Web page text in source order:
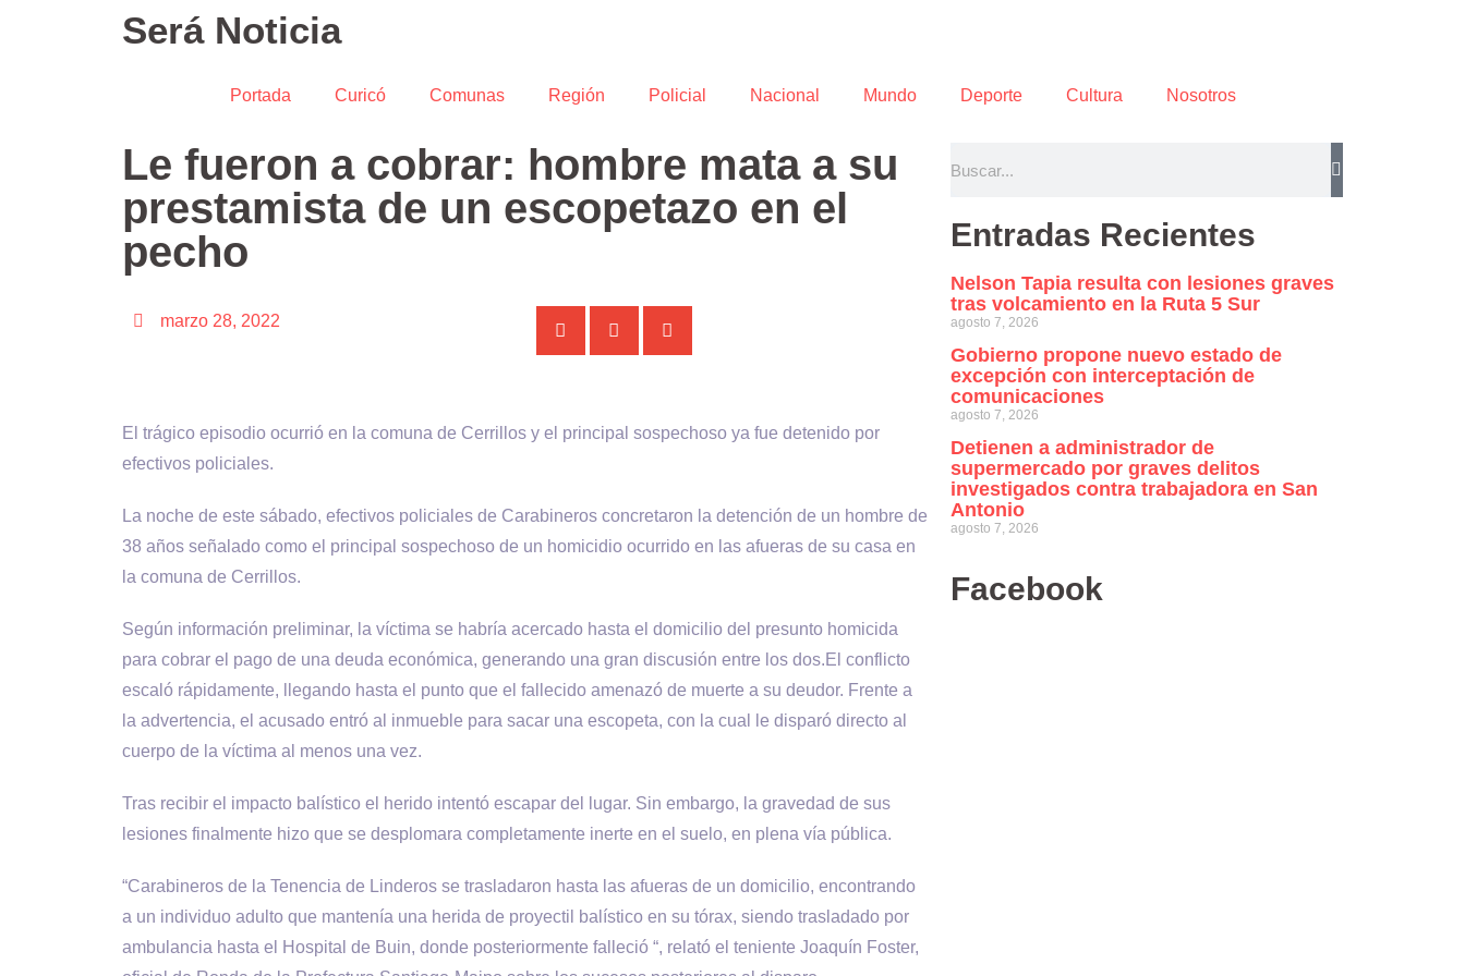
Será Noticia
Portada Curicó Comunas Región Policial Nacional Mundo Deporte Cultura Nosotros
Le fueron a cobrar: hombre mata a su
prestamista de un escopetazo en el
pecho
marzo 28, 2022
El trágico episodio ocurrió en la comuna de Cerrillos y el principal sospechoso ya fue detenido por
efectivos policiales.
La noche de este sábado, efectivos policiales de Carabineros concretaron la detención de un hombre de
38 años señalado como el principal sospechoso de un homicidio ocurrido en las afueras de su casa en
la comuna de Cerrillos.
Según información preliminar, la víctima se habría acercado hasta el domicilio del presunto homicida
para cobrar el pago de una deuda económica, generando una gran discusión entre los dos.El conflicto
escaló rápidamente, llegando hasta el punto que el fallecido amenazó de muerte a su deudor. Frente a
la advertencia, el acusado entró al inmueble para sacar una escopeta, con la cual le disparó directo al
cuerpo de la víctima al menos una vez.
Tras recibir el impacto balístico el herido intentó escapar del lugar. Sin embargo, la gravedad de sus
lesiones finalmente hizo que se desplomara completamente inerte en el suelo, en plena vía pública.
“Carabineros de la Tenencia de Linderos se trasladaron hasta las afueras de un domicilio, encontrando
a un individuo adulto que mantenía una herida de proyectil balístico en su tórax, siendo trasladado por
ambulancia hasta el Hospital de Buin, donde posteriormente falleció “, relató el teniente Joaquín Foster,
Entradas Recientes
Nelson Tapia resulta con lesiones graves
tras volcamiento en la Ruta 5 Sur
agosto 7, 2026
Gobierno propone nuevo estado de
excepción con interceptación de
comunicaciones
agosto 7, 2026
Detienen a administrador de
supermercado por graves delitos
investigados contra trabajadora en San
Antonio
agosto 7, 2026
Facebook